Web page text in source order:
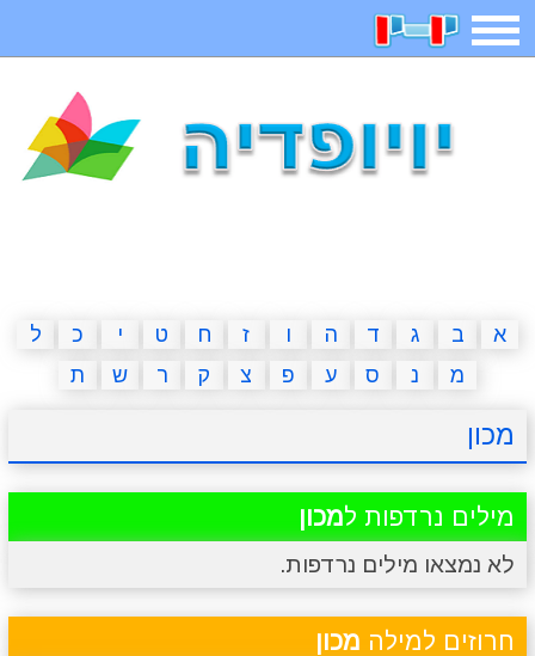
תפריט
איש תלוי מדריכים פוקימון גו מצא הבדלים
יצירה משחקי בנות אשליות חדשות
א ב ג ד ה ו ז ח ט י כ
ל
מ
נ ס ע פ צ ק ר ש ת
מכון
מילים נרדפות למכון
לא נמצאו מילים נרדפות.
חרוזים למילה מכון